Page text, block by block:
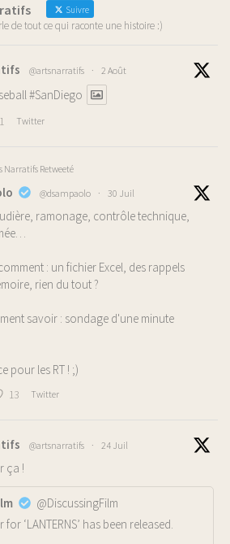
Suivre
de tout ce qui raconte une histoire :)
@artsnarratifs · 2 Août
#SanDiego
1 Twitter
Narratifs Retweeté
@dsampaolo · 30 Juil
ramonage, contrôle technique,
: un fichier Excel, des rappels
rien du tout ?
savoir : sondage d'une minute
pour les RT ! ;)
13 Twitter
@artsnarratifs · 24 Juil
ça !
@DiscussingFilm
‘LANTERNS’ has been released.